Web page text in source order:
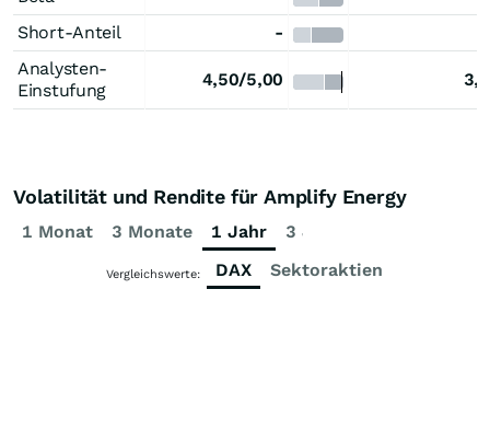
Short-Anteil
-
Analysten-
Einstufung
4,50/5,00
Volatilität und Rendite für Amplify Energy
1 Monat 3 Monate 1 Jahr 3 Jahre
Vergleichswerte: DAX Sektoraktien